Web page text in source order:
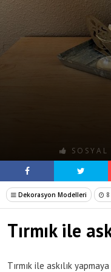
Dekorasyon Modelleri
Tırmık ile
Tırmık ile askılık